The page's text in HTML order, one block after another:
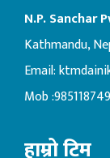
N.P. Sanchar
Kathmandu,
Email:
Mob
हाम्रो टिम